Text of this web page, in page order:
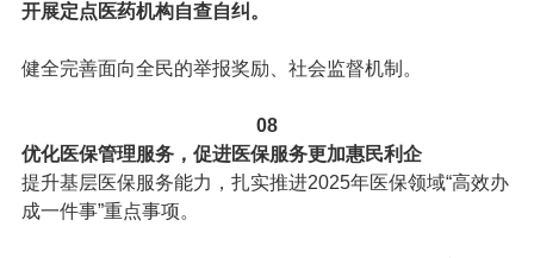
开展定点医药机构自查自纠。
健全完善面向全民的举报奖励、社会监督机制。
08
优化医保管理服务，促进医保服务更加惠民利企
提升基层医保服务能力，扎实推进2025年医保领域“高效办
成一件事”重点事项。